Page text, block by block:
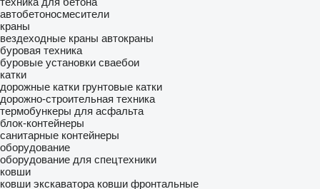
автобетоносмесители
краны
вездеходные краны автокраны
буровая техника
буровые установки сваебои
катки
дорожные катки грунтовые катки
дорожно-строительная техника
термобункеры для асфальта
блок-контейнеры
санитарные контейнеры
оборудование
оборудование для спецтехники
ковши
ковши экскаватора ковши фронтальные